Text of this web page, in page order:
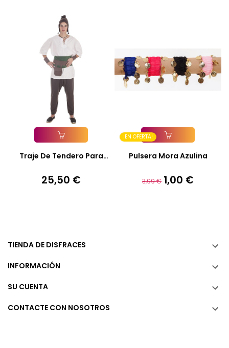
Añadir A La Cesta
Traje De Tendero Para
Precio
25,50 €
¡EN OFERTA!
Añadir A La Cesta
Pulsera Mora Azulina
Precio
3,99 € Precio
1,00 €
TIENDA DE DISFRACES 
INFORMACIÓN 
SU CUENTA 
CONTACTE CON NOSOTROS 